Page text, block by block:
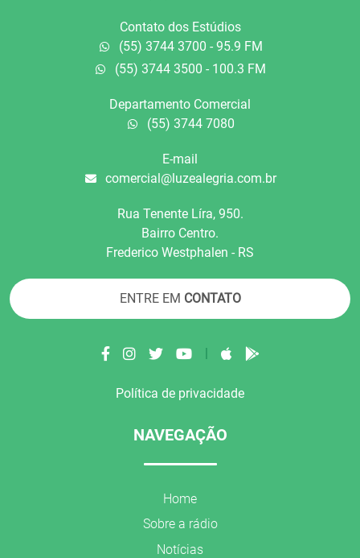
Contato dos Estúdios
(55) 3744 3700 - 95.9 FM
(55) 3744 3500 - 100.3 FM
Departamento Comercial
(55) 3744 7080
E-mail
comercial@luzealegria.com.br
Rua Tenente Líra, 950.
Bairro Centro.
Frederico Westphalen - RS
ENTRE EM CONTATO
|
Política de privacidade
NAVEGAÇÃO
Home
Sobre a rádio
Notícias